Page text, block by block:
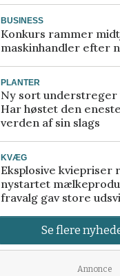
BUSINESS
Konkurs rammer
maskinhandler efter
PLANTER
Ny sort understreger
Har høstet den
verden af sin slags
KVÆG
Eksplosive kviepriser
nystartet
fravalg gav store
Se flere
Annonce